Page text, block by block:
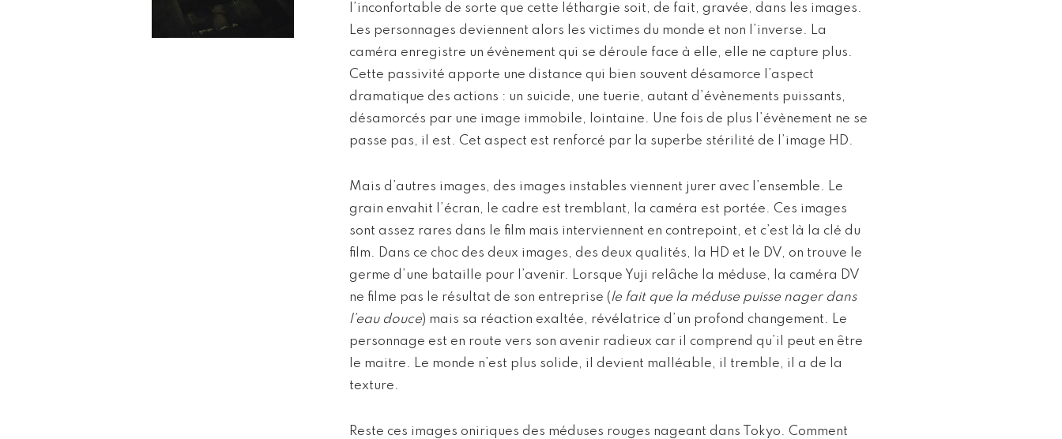
l’inconfortable de sorte que cette léthargie soit, de fait, gravée, dans les images.
Les personnages deviennent alors les victimes du monde et non l’inverse. La
caméra enregistre un évènement qui se déroule face à elle, elle ne capture plus.
Cette passivité apporte une distance qui bien souvent désamorce l’aspect
dramatique des actions : un suicide, une tuerie, autant d’évènements puissants,
désamorcés par une image immobile, lointaine. Une fois de plus l’évènement ne se
passe pas, il est. Cet aspect est renforcé par la superbe stérilité de l’image HD.
Mais d’autres images, des images instables viennent jurer avec l’ensemble. Le
grain envahit l’écran, le cadre est tremblant, la caméra est portée. Ces images
sont assez rares dans le film mais interviennent en contrepoint, et c’est là la clé du
film. Dans ce choc des deux images, des deux qualités, la HD et le DV, on trouve le
germe d’une bataille pour l’avenir. Lorsque Yuji relâche la méduse, la caméra DV
ne filme pas le résultat de son entreprise (le fait que la méduse puisse nager dans
l’eau douce) mais sa réaction exaltée, révélatrice d’un profond changement. Le
personnage est en route vers son avenir radieux car il comprend qu’il peut en être
le maitre. Le monde n’est plus solide, il devient malléable, il tremble, il a de la
texture.
Reste ces images oniriques des méduses rouges nageant dans Tokyo. Comment